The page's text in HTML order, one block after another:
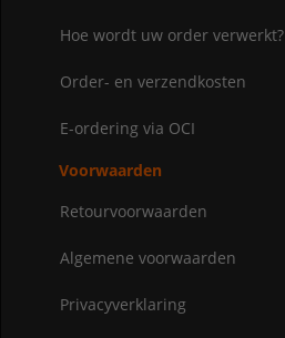
Hoe wordt uw order verwerkt?
Order- en verzendkosten
E-ordering via OCI
Voorwaarden
Retourvoorwaarden
Algemene voorwaarden
Privacyverklaring